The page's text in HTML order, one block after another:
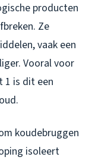
producten
Ze
vaak een
Vooral voor
1 is dit een
koudebruggen
isoleert